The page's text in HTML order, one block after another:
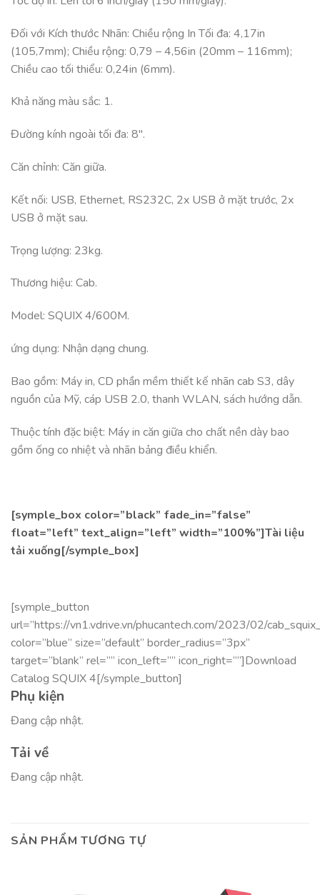
Đối với Kích thước Nhãn: Chiều rộng In Tối đa: 4,17in
(105,7mm); Chiều rộng: 0,79 – 4,56in (20mm – 116mm);
Chiều cao tối thiểu: 0,24in (6mm).
Khả năng màu sắc: 1.
Đường kính ngoài tối đa: 8″.
Căn chỉnh: Căn giữa.
Kết nối: USB, Ethernet, RS232C, 2x USB ở mặt trước, 2x
USB ở mặt sau.
Trọng lượng: 23kg.
Thương hiệu: Cab.
Model: SQUIX 4/600M.
ứng dụng: Nhận dạng chung.
Bao gồm: Máy in, CD phần mềm thiết kế nhãn cab S3, dây
nguồn của Mỹ, cáp USB 2.0, thanh WLAN, sách hướng dẫn.
Thuộc tính đặc biệt: Máy in căn giữa cho chất nền dày bao
gồm ống co nhiệt và nhãn bảng điều khiển.
[symple_box color=”black” fade_in=”false”
float=”left” text_align=”left” width=”100%”]Tài liệu
tải xuống[/symple_box]
[symple_button
url=”https://vn1.vdrive.vn/phucantech.com/2023/02/
color=”blue” size=”default” border_radius=”3px”
target=”blank” rel=”” icon_left=”” icon_right=””]Download
Catalog SQUIX 4[/symple_button]
Phụ kiện
Đang cập nhật.
Tải về
Đang cập nhật.
SẢN PHẨM TƯƠNG TỰ